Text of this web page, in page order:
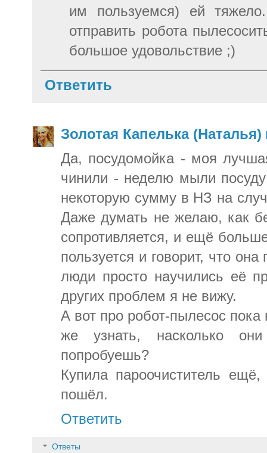
им пользуемся) ей
отправить робота
большое удовольствие ;)
Ответить
Золотая Капелька (Наталья)
Да, посудомойка - моя
чинили - неделю мыли
некоторую сумму в НЗ на
Даже думать не желаю, как
сопротивляется, и ещё
пользуется и говорит, что
люди просто научились её
других проблем я не вижу.
А вот про робот-пылесос
же узнать, насколько
попробуешь?
Купила пароочиститель
пошёл.
Ответить
Ответы